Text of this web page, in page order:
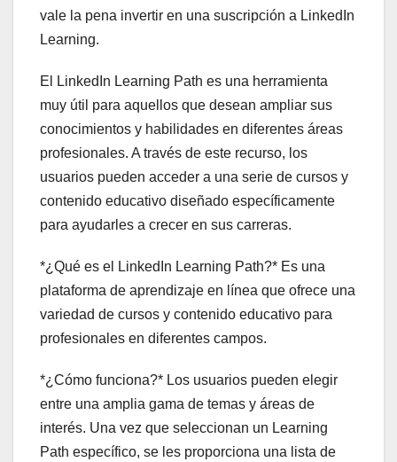
vale la pena invertir en una suscripción a LinkedIn
Learning.
El LinkedIn Learning Path es una herramienta
muy útil para aquellos que desean ampliar sus
conocimientos y habilidades en diferentes áreas
profesionales. A través de este recurso, los
usuarios pueden acceder a una serie de cursos y
contenido educativo diseñado específicamente
para ayudarles a crecer en sus carreras.
*¿Qué es el LinkedIn Learning Path?* Es una
plataforma de aprendizaje en línea que ofrece una
variedad de cursos y contenido educativo para
profesionales en diferentes campos.
*¿Cómo funciona?* Los usuarios pueden elegir
entre una amplia gama de temas y áreas de
interés. Una vez que seleccionan un Learning
Path específico, se les proporciona una lista de